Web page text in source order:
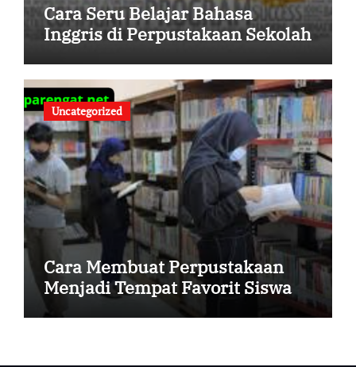
Cara Seru Belajar Bahasa
Inggris di Perpustakaan Sekolah
Uncategorized
Cara Membuat Perpustakaan
Menjadi Tempat Favorit Siswa